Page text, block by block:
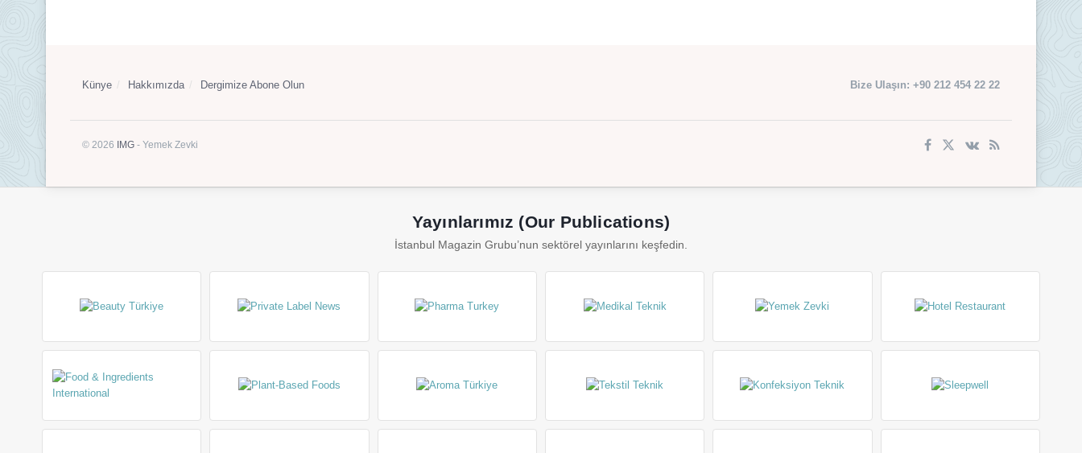
Künye Hakkımızda Dergimize Abone Olun Bize Ulaşın: +90 212 454 22 22
© 2026 IMG - Yemek Zevki
Yayınlarımız (Our Publications)
İstanbul Magazin Grubu’nun sektörel yayınlarını keşfedin.